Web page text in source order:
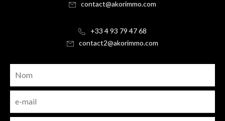
contact@akorimmo.com
+33 4 93 79 47 68
contact2@akorimmo.com